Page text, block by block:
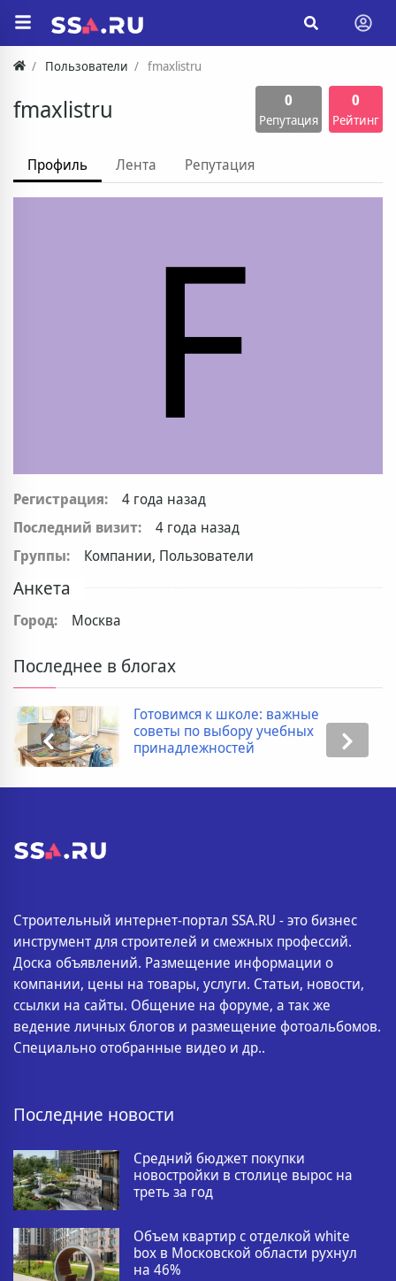
Пользователи fmaxlistru
fmaxlistru 0
Репутация
0
Рейтинг
Профиль Лента Репутация
F
Регистрация:
4 года назад
Последний визит:
4 года назад
Группы:
Компании, Пользователи
Анкета
Город: Москва
Последнее в блогах
Готовимся к школе: важные
советы по выбору учебных
принадлежностей
Строительный интернет-портал SSA.RU - это бизнес
инструмент для строителей и смежных профессий.
Доска объявлений. Размещение информации о
компании, цены на товары, услуги. Статьи, новости,
ссылки на сайты. Общение на форуме, а так же
ведение личных блогов и размещение фотоальбомов.
Специально отобранные видео и др..
Последние новости
Средний бюджет покупки
новостройки в столице вырос на
треть за год
Объем квартир с отделкой white
box в Московской области рухнул
на 46%